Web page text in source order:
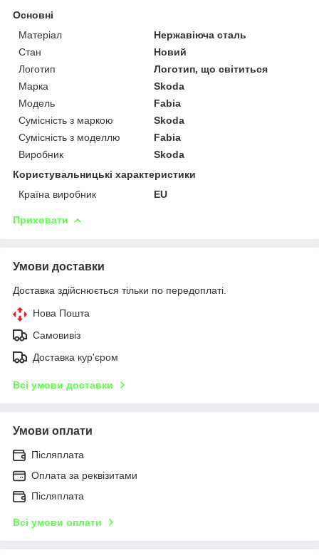
Основні
Матеріал
Нержавіюча сталь
Стан
Новий
Логотип
Логотип, що світиться
Марка
Skoda
Модель
Fabia
Сумісність з маркою
Skoda
Сумісність з моделлю
Fabia
Виробник
Skoda
Користувальницькі характеристики
Країна виробник
EU
Приховати
Умови доставки
Доставка здійснюється тільки по передоплаті.
Нова Пошта
Самовивіз
Доставка кур'єром
Всі умови доставки
Умови оплати
Післяплата
Оплата за реквізитами
Післяплата
Всі умови оплати